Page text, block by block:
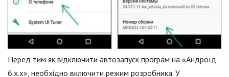
Перед тим як відключити автозапуск програм на «Андроїд
6.х.х», необхідно включити режим розробника. У